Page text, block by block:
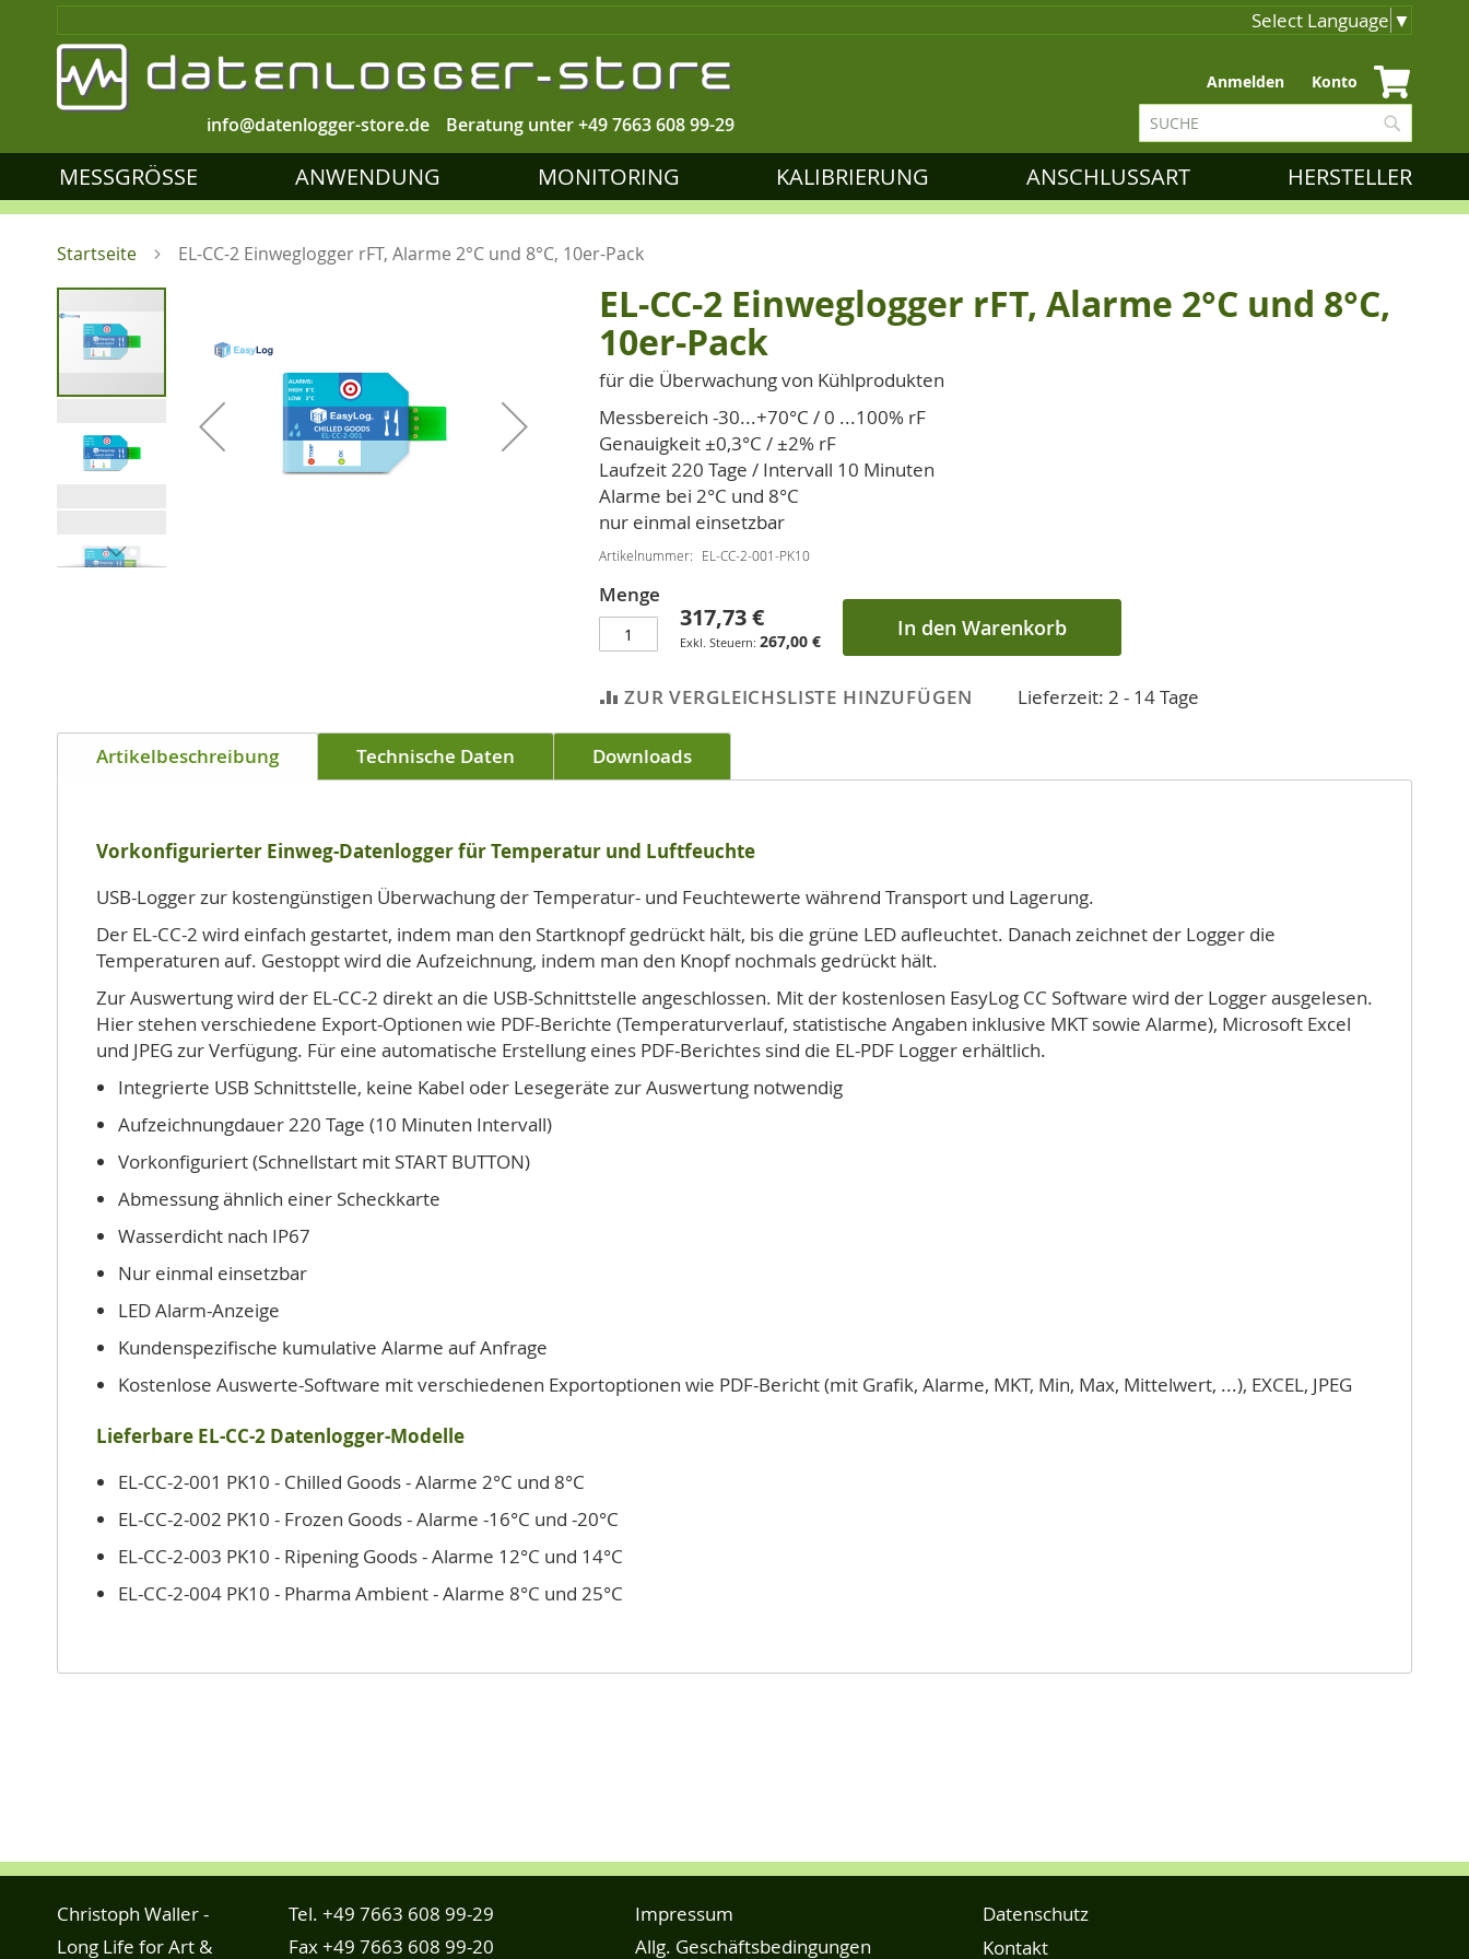
Select Language ▼
Beratung unter+49 7663 608 99-29
info@datenlogger-store.de
Zum
Inhalt
springen
Anmelden Konto
Suche
MESSGRÖSSE ANWENDUNG MONITORING KALIBRIERUNG ANSCHLUSSART HERSTELLER
Startseite EL-CC-2 Einweglogger rFT, Alarme 2°C und 8°C, 10er-Pack
Zum
Ende
der
springen
EL-CC-2 Einweglogger rFT, Alarme 2°C und 8°C,
10er-Pack
für die Überwachung von Kühlprodukten
Messbereich -30...+70°C / 0 ...100% rF
Genauigkeit ±0,3°C / ±2% rF
Laufzeit 220 Tage / Intervall 10 Minuten
Alarme bei 2°C und 8°C
nur einmal einsetzbar
Artikelnummer EL-CC-2-001-PK10
Menge
317,73 €
267,00 € In den Warenkorb
ZUR VERGLEICHSLISTE HINZUFÜGEN Lieferzeit: 2 - 14 Tage
Artikelbeschreibung Technische Daten Downloads
Vorkonfigurierter Einweg-Datenlogger für Temperatur und Luftfeuchte
USB-Logger zur kostengünstigen Überwachung der Temperatur- und Feuchtewerte während Transport und Lagerung.
Der EL-CC-2 wird einfach gestartet, indem man den Startknopf gedrückt hält, bis die grüne LED aufleuchtet. Danach zeichnet der Logger die
Temperaturen auf. Gestoppt wird die Aufzeichnung, indem man den Knopf nochmals gedrückt hält.
Zur Auswertung wird der EL-CC-2 direkt an die USB-Schnittstelle angeschlossen. Mit der kostenlosen EasyLog CC Software wird der Logger ausgelesen.
Hier stehen verschiedene Export-Optionen wie PDF-Berichte (Temperaturverlauf, statistische Angaben inklusive MKT sowie Alarme), Microsoft Excel
und JPEG zur Verfügung. Für eine automatische Erstellung eines PDF-Berichtes sind die EL-PDF Logger erhältlich.
Integrierte USB Schnittstelle, keine Kabel oder Lesegeräte zur Auswertung notwendig
Aufzeichnungdauer 220 Tage (10 Minuten Intervall)
Vorkonfiguriert (Schnellstart mit START BUTTON)
Abmessung ähnlich einer Scheckkarte
Wasserdicht nach IP67
Nur einmal einsetzbar
LED Alarm-Anzeige
Kundenspezifische kumulative Alarme auf Anfrage
Kostenlose Auswerte-Software mit verschiedenen Exportoptionen wie PDF-Bericht (mit Grafik, Alarme, MKT, Min, Max, Mittelwert, ...), EXCEL, JPEG
Lieferbare EL-CC-2 Datenlogger-Modelle
EL-CC-2-001 PK10 - Chilled Goods - Alarme 2°C und 8°C
EL-CC-2-002 PK10 - Frozen Goods - Alarme -16°C und -20°C
EL-CC-2-003 PK10 - Ripening Goods - Alarme 12°C und 14°C
EL-CC-2-004 PK10 - Pharma Ambient - Alarme 8°C und 25°C
Christoph Waller -
Long Life for Art &
Tel. +49 7663 608 99-29
Fax +49 7663 608 99-20
Impressum
Allg. Geschäftsbedingungen
Datenschutz
Kontakt